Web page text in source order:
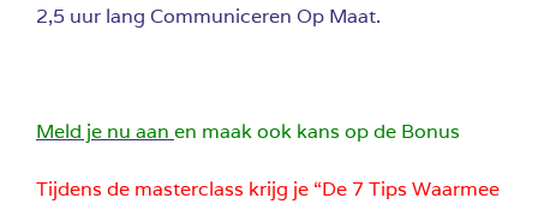
2,5 uur lang Communiceren Op Maat.
Meld je nu aan en maak ook kans op de Bonus
Tijdens de masterclass krijg je “De 7 Tips Waarmee